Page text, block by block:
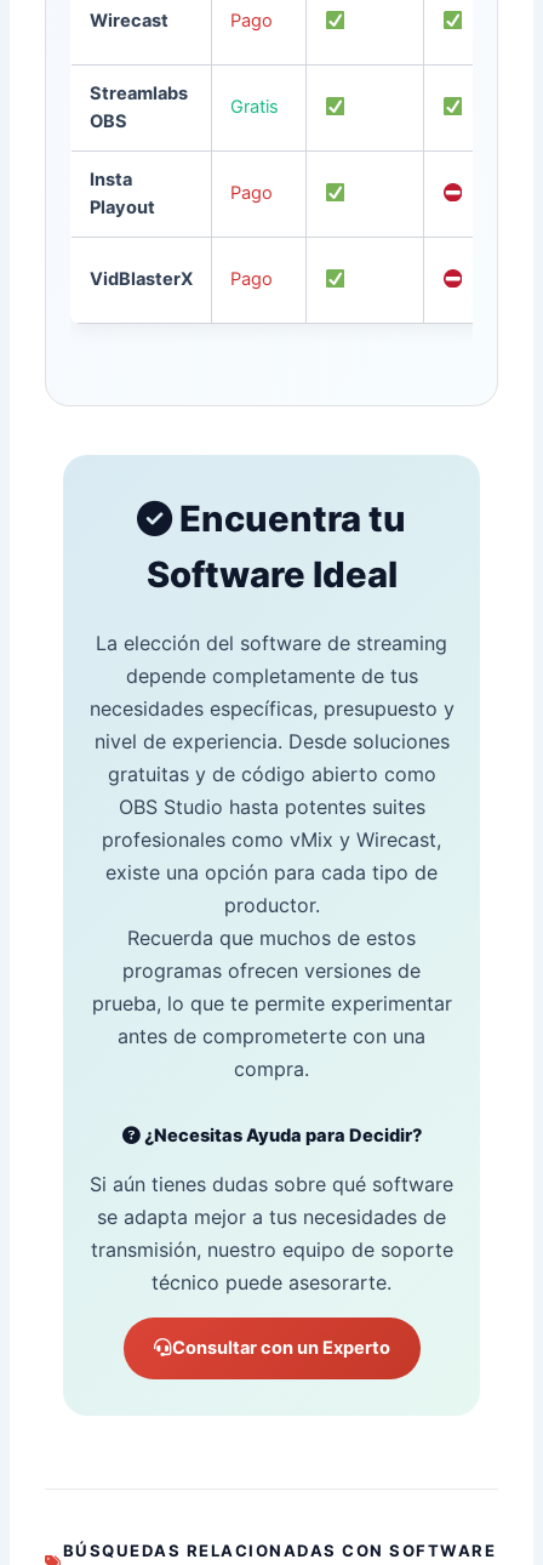
Wirecast Pago
Streamlabs
OBS
Gratis
Insta
Playout
Pago
VidBlasterX Pago
Encuentra tu
Software Ideal
La elección del software de streaming
depende completamente de tus
necesidades específicas, presupuesto y
nivel de experiencia. Desde soluciones
gratuitas y de código abierto como
OBS Studio hasta potentes suites
profesionales como vMix y Wirecast,
existe una opción para cada tipo de
productor.
Recuerda que muchos de estos
programas ofrecen versiones de
prueba, lo que te permite experimentar
antes de comprometerte con una
compra.
¿Necesitas Ayuda para Decidir?
Si aún tienes dudas sobre qué software
se adapta mejor a tus necesidades de
transmisión, nuestro equipo de soporte
técnico puede asesorarte.
Consultar con un Experto
BÚSQUEDAS RELACIONADAS CON SOFTWARE